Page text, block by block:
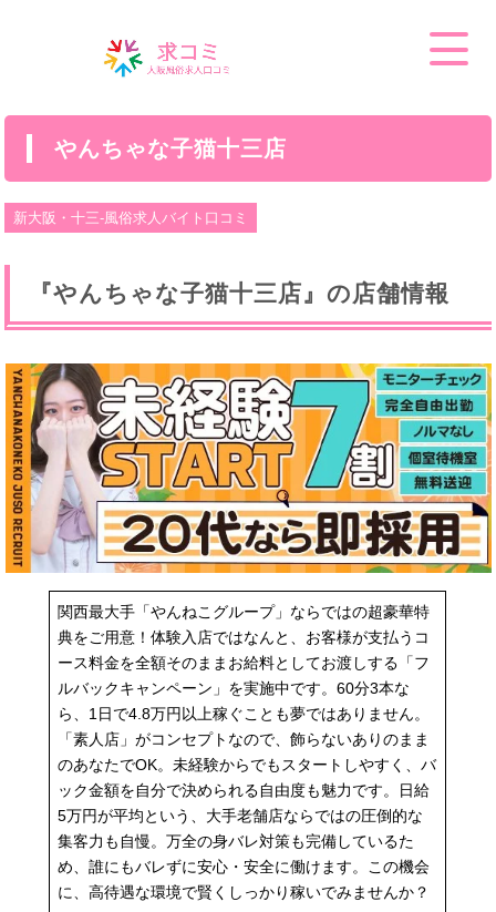
やんちゃな子猫十三店
新大阪・十三-風俗求人バイト口コミ
『やんちゃな子猫十三店』の店舗情報
関西最大手「やんねこグループ」ならではの超豪華特
典をご用意！体験入店ではなんと、お客様が支払うコ
ース料金を全額そのままお給料としてお渡しする「フ
ルバックキャンペーン」を実施中です。60分3本な
ら、1日で4.8万円以上稼ぐことも夢ではありません。
「素人店」がコンセプトなので、飾らないありのまま
のあなたでOK。未経験からでもスタートしやすく、バ
ック金額を自分で決められる自由度も魅力です。日給
5万円が平均という、大手老舗店ならではの圧倒的な
集客力も自慢。万全の身バレ対策も完備しているた
め、誰にもバレずに安心・安全に働けます。この機会
に、高待遇な環境で賢くしっかり稼いでみませんか？